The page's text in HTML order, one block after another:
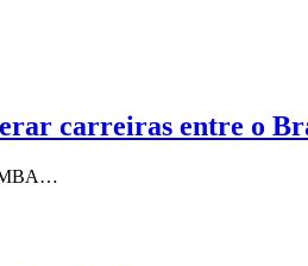
carreiras entre o
MBA…